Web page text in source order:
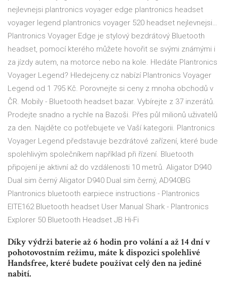
nejlevnejsi plantronics voyager edge plantronics headset
voyager legend plantronics voyager 520 headset nejlevnejsi…
Plantronics Voyager Edge je stylový bezdrátový Bluetooth
headset, pomocí kterého můžete hovořit se svými známými i
za jízdy autem, na motorce nebo na kole. Hledáte Plantronics
Voyager Legend? Hledejceny.cz nabízí Plantronics Voyager
Legend od 1 795 Kč. Porovnejte si ceny z mnoha obchodů v
ČR. Mobily - Bluetooth headset bazar. Vybírejte z 37 inzerátů.
Prodejte snadno a rychle na Bazoši. Přes půl milionů uživatelů
za den. Najděte co potřebujete ve Vaší kategorii. Plantronics
Voyager Legend představuje bezdrátové zařízení, které bude
spolehlivým společníkem například při řízení. Bluetooth
připojení je aktivní až do vzdálenosti 10 metrů. Aligator D940
Dual sim černý Aligator D940 Dual sim černý, AD940BG
Plantronics bluetooth earpiece instructions - Plantronics
EITE162 Bluetooth headset User Manual Shark - Plantronics
Explorer 50 Bluetooth Headset JB Hi-Fi
Díky výdrži baterie až 6 hodin pro volání a až 14 dní v
pohotovostním režimu, máte k dispozici spolehlivé
Handsfree, které budete používat celý den na jediné
nabití.